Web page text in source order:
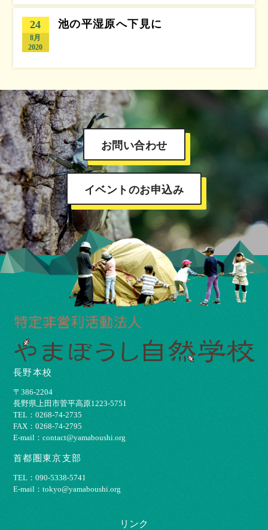
24
8月
2020
池の平湿原へ下見に
お問い合わせ
イベントのお申込み
長野本校
〒386-2204
⻑野県上⽥市菅平⾼原1223-5751
TEL：0268-74-2735
FAX：0268-74-2795
E-mail：contact@yamaboushi.org
首都圏東京支部
TEL：090-5338-5741
E-mail：tokyo@yamaboushi.org
リンク